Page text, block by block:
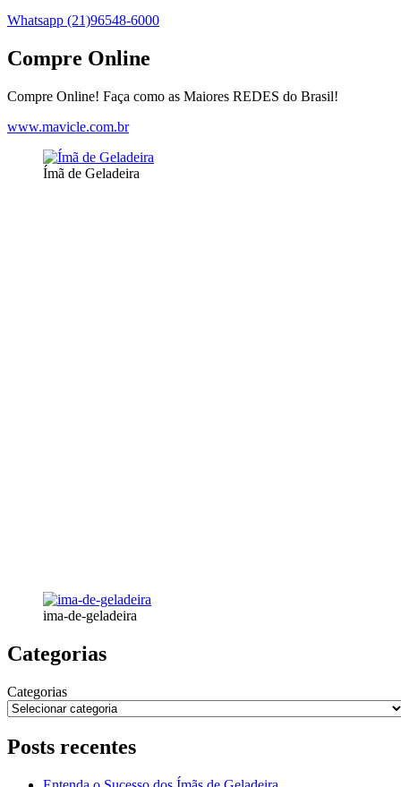
Whatsapp (21)96548-6000
Compre Online
Compre Online! Faça como as Maiores REDES do Brasil!
www.mavicle.com.br
Ímã de Geladeira
ima-de-geladeira
Categorias
Categorias
Posts recentes